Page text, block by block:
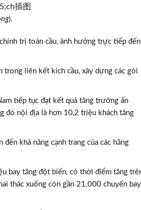
).
trị toàn cầu, ảnh hưởng trực tiếp đến
trong liên kết kích cầu, xây dựng các gói
tiếp tục đạt kết quả tăng trưởng ấn
đó nội địa là hơn 10,2 triệu khách tăng
khả năng cạnh trang của các hãng
bay tăng đột biến, có thời điểm tăng
thác xuống còn gần 21.000 chuyến